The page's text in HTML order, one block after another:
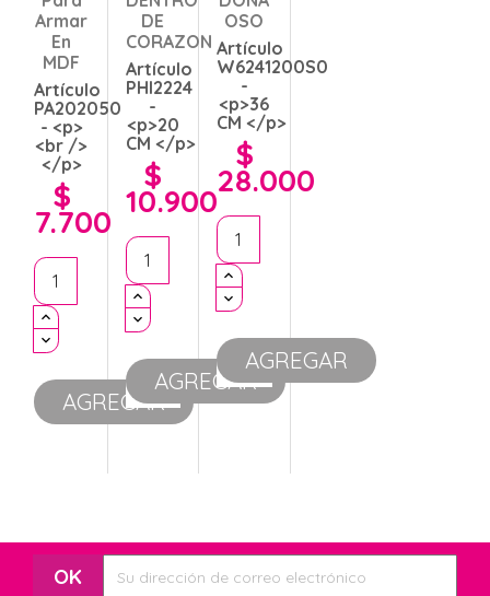
Armar
En
MDF
Artículo
PA202050
- <p>
<br />
</p>
Precio
$
7.700
AGREGAR
DE
CORAZON
Artículo
PHI2224
-
<p>20
CM </p>
Precio
$
10.900
AGREGAR
OSO
Artículo
W6241200S0
-
<p>36
CM </p>
Precio
$
28.000
AGREGAR